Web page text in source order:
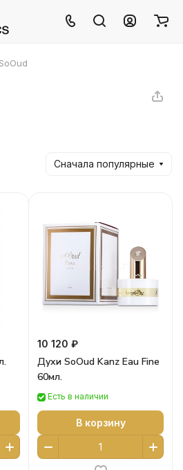
SoOud
Сначала популярные
10 120 ₽
Духи SoOud Kanz Eau Fine
60мл.
Есть в наличии
В корзину